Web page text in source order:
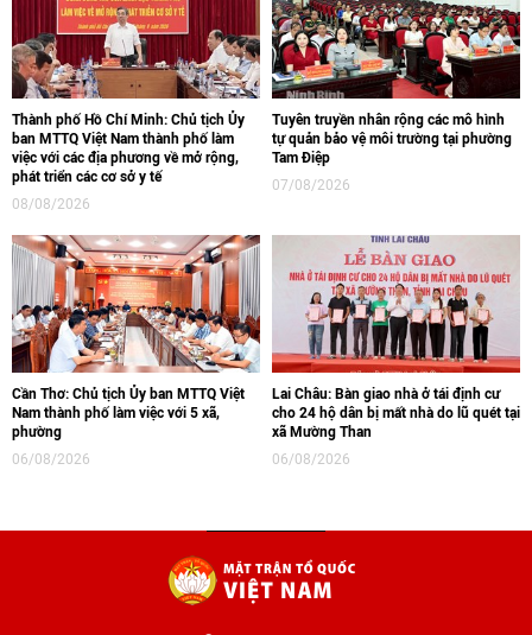
Thành phố Hồ Chí Minh: Chủ tịch Ủy
ban MTTQ Việt Nam thành phố làm
việc với các địa phương về mở rộng,
phát triển các cơ sở y tế
08/08/2026
Tuyên truyền nhân rộng các mô hình
tự quản bảo vệ môi trường tại phường
Tam Điệp
07/08/2026
Cần Thơ: Chủ tịch Ủy ban MTTQ Việt
Nam thành phố làm việc với 5 xã,
phường
06/08/2026
Lai Châu: Bàn giao nhà ở tái định cư
cho 24 hộ dân bị mất nhà do lũ quét tại
xã Mường Than
06/08/2026